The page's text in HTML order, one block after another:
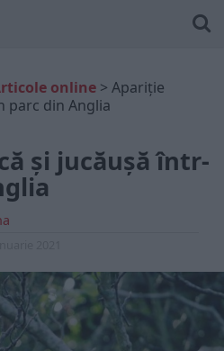
online > Apariție
parc din Anglia
și jucăușă într-